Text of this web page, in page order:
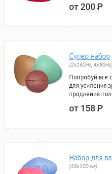
от 200Р
Супер набор
(2х160мг, 4х80мг)
Попробуй все
для усиления
продления
от 158Р
Набор для
(10х100 мг)